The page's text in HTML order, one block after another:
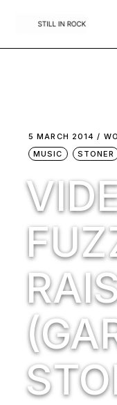
5 MARCH 2014
MUSIC
STONER